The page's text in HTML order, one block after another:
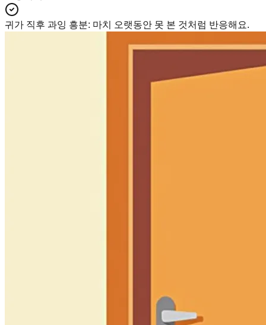
귀가 직후 과잉 흥분: 마치 오랫동안 못 본 것처럼 반응해요.